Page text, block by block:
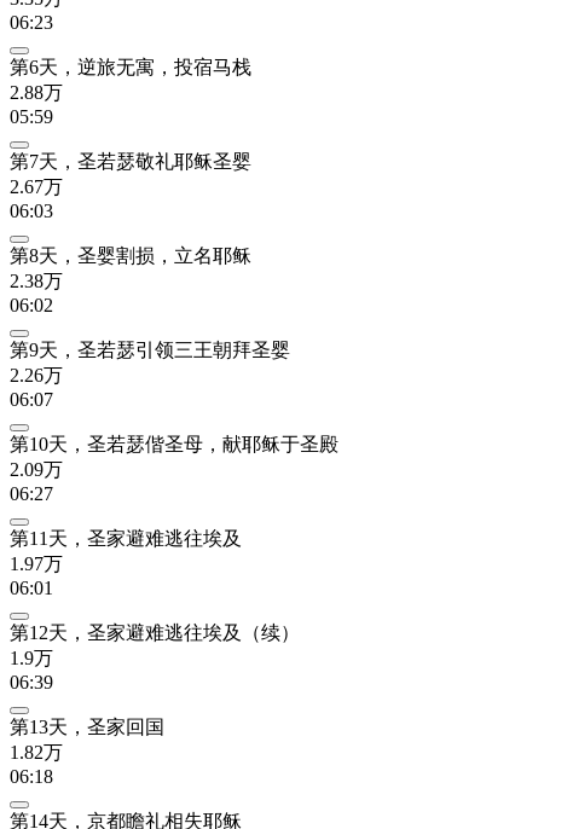
06:23
第6天，逆旅无寓，投宿马栈
2.88万
05:59
第7天，圣若瑟敬礼耶稣圣婴
2.67万
06:03
第8天，圣婴割损，立名耶稣
2.38万
06:02
第9天，圣若瑟引领三王朝拜圣婴
2.26万
06:07
第10天，圣若瑟偕圣母，献耶稣于圣殿
2.09万
06:27
第11天，圣家避难逃往埃及
1.97万
06:01
第12天，圣家避难逃往埃及（续）
1.9万
06:39
第13天，圣家回国
1.82万
06:18
第14天，京都瞻礼相失耶稣